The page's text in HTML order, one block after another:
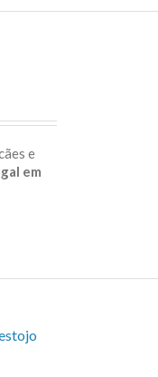
e
em